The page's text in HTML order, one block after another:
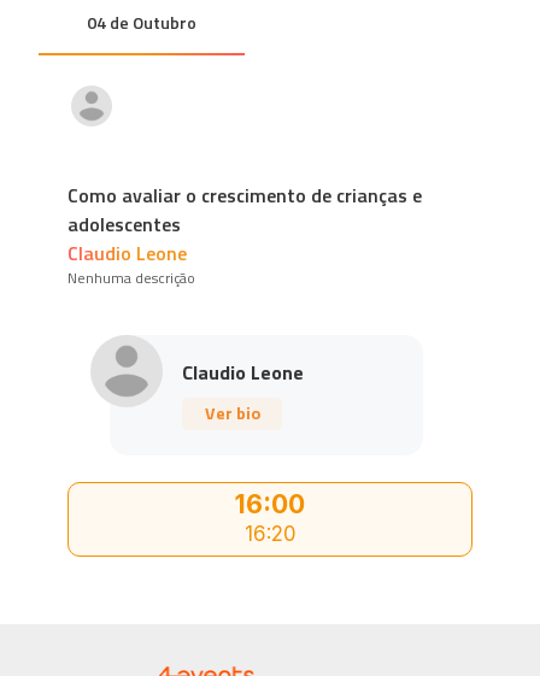
04 de Outubro
16:00
16:20
Como avaliar o crescimento de crianças e
adolescentes
Claudio Leone
Nenhuma descrição
Claudio Leone
Ver bio